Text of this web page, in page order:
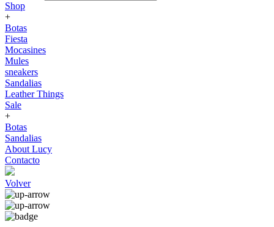
Shop
+
Botas
Fiesta
Mocasines
Mules
sneakers
Sandalias
Leather Things
Sale
+
Botas
Sandalias
About Lucy
Contacto
Volver